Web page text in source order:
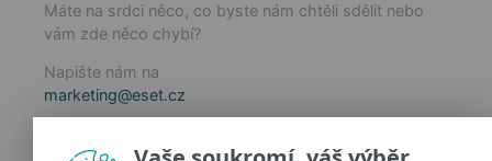
Máte na srdci něco, co byste nám chtěli sdělit nebo
vám zde něco chybí?
Napište nám na
marketing@eset.cz
Zásady ochrany osobních údajů